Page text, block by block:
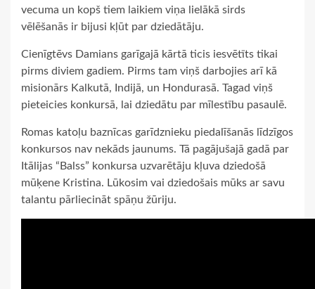
vecuma un kopš tiem laikiem viņa lielākā sirds
vēlēšanās ir bijusi kļūt par dziedātāju.
Cienīgtēvs Damians garīgajā kārtā ticis iesvētīts tikai
pirms diviem gadiem. Pirms tam viņš darbojies arī kā
misionārs Kalkutā, Indijā, un Hondurasā. Tagad viņš
pieteicies konkursā, lai dziedātu par mīlestību pasaulē.
Romas katoļu baznīcas garīdznieku piedalīšanās līdzīgos
konkursos nav nekāds jaunums. Tā pagājušajā gadā par
Itālijas “Balss” konkursa uzvarētāju kļuva dziedošā
mūķene Kristina. Lūkosim vai dziedošais mūks ar savu
talantu pārliecināt spāņu žūriju.